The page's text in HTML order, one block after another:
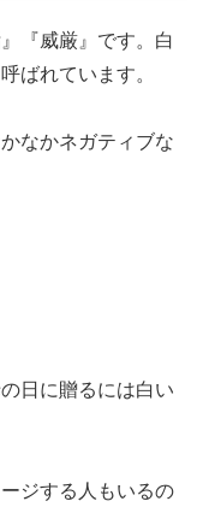
『威厳』です。白
ばれています。
なかネガティブな
日に贈るには白い
ジする人もいるの